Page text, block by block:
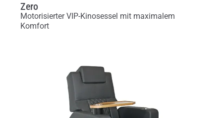
Zero
Motorisierter VIP-Kinosessel mit maximalem
Komfort